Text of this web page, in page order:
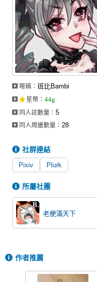
註冊會員
登入
暱稱：班比Bambi
星幣 ：44g
同人誌數量：5
同人周邊數量：28
社群連結
Pixiv Plurk
所屬社團
老梗滿天下
作者推薦